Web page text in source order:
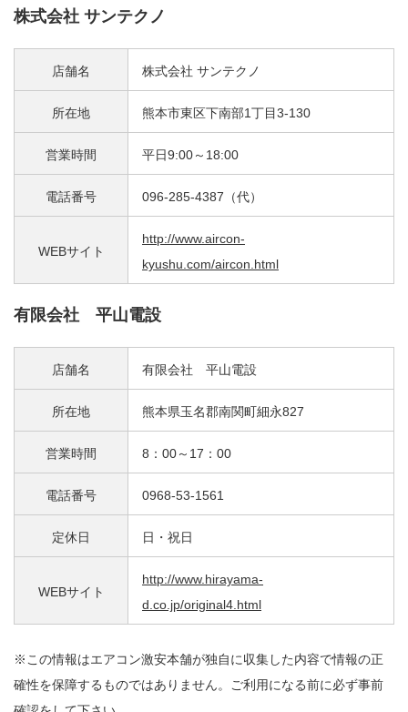
株式会社 サンテクノ
店舗名 株式会社 サンテクノ
所在地 熊本市東区下南部1丁目3-130
営業時間 平日9:00～18:00
電話番号 096-285-4387（代）
WEBサイト
http://www.aircon-
kyushu.com/aircon.html
有限会社 平山電設
店舗名 有限会社 平山電設
所在地 熊本県玉名郡南関町細永827
営業時間 8：00～17：00
電話番号 0968-53-1561
定休日 日・祝日
WEBサイト
http://www.hirayama-
d.co.jp/original4.html
※この情報はエアコン激安本舗が独自に収集した内容で情報の正
確性を保障するものではありません。ご利用になる前に必ず事前